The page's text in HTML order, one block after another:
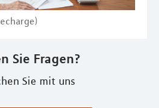
Sie Fragen?
Sie mit uns